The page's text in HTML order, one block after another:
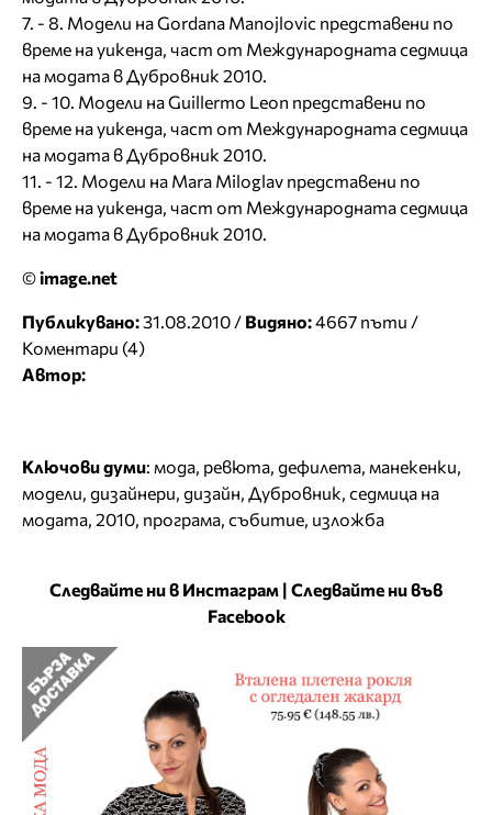
7. - 8. Модели на Gordana Manojlovic представени по
време на уикенда, част от Международната седмица
на модата в Дубровник 2010.
9. - 10. Модели на Guillermo Leon представени по
време на уикенда, част от Международната седмица
на модата в Дубровник 2010.
11. - 12. Модели на Mara Miloglav представени по
време на уикенда, част от Международната седмица
на модата в Дубровник 2010.
©image.net
Публикувано:31.08.2010 / Видяно:4667 пъти /
Коментари (4)
Автор:
Ключови думи: мода, ревюта, дефилета, манекенки,
модели, дизайнери, дизайн, Дубровник, седмица на
модата, 2010, програма, събитие, изложба
Следвайте ни в Инстаграм | Следвайте ни във
Facebook